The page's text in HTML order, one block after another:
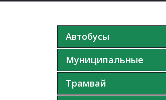
Автобусы
Муниципальные
Трамвай